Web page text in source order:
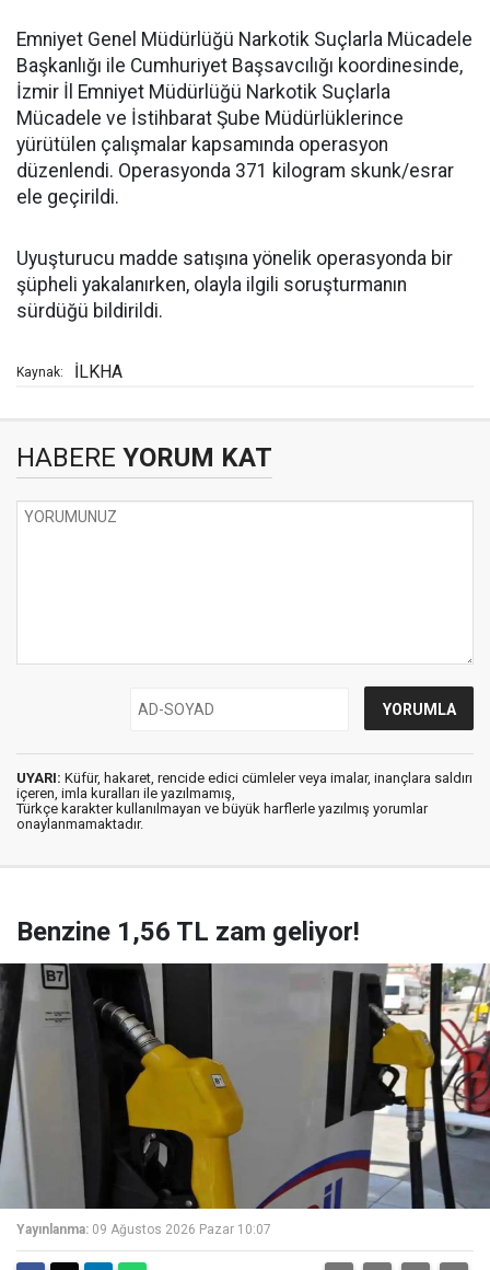
Emniyet Genel Müdürlüğü Narkotik Suçlarla Mücadele
Başkanlığı ile Cumhuriyet Başsavcılığı koordinesinde,
İzmir İl Emniyet Müdürlüğü Narkotik Suçlarla
Mücadele ve İstihbarat Şube Müdürlüklerince
yürütülen çalışmalar kapsamında operasyon
düzenlendi. Operasyonda 371 kilogram skunk/esrar
ele geçirildi.
Uyuşturucu madde satışına yönelik operasyonda bir
şüpheli yakalanırken, olayla ilgili soruşturmanın
sürdüğü bildirildi.
Kaynak: İLKHA
HABERE YORUM KAT
UYARI: Küfür, hakaret, rencide edici cümleler veya imalar, inançlara saldırı
içeren, imla kuralları ile yazılmamış,
Türkçe karakter kullanılmayan ve büyük harflerle yazılmış yorumlar
onaylanmamaktadır.
Benzine 1,56 TL zam geliyor!
Yayınlanma: 09 Ağustos 2026 Pazar 10:07